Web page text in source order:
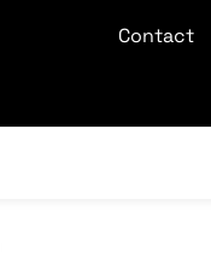
Contact